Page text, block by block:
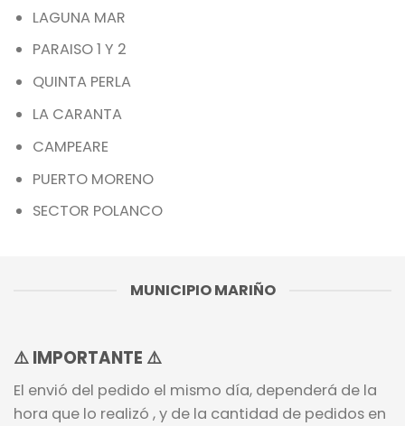
LAGUNA MAR
PARAISO 1 Y 2
QUINTA PERLA
LA CARANTA
CAMPEARE
PUERTO MORENO
SECTOR POLANCO
MUNICIPIO MARIÑO
⚠️ IMPORTANTE ⚠️
El envió del pedido el mismo día, dependerá de la
hora que lo realizó , y de la cantidad de pedidos en